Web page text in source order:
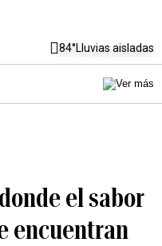
84°Lluvias aisladas
el sabor
encuentran